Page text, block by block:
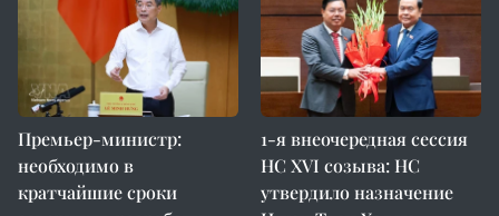
Премьер-министр:
необходимо в
кратчайшие сроки
1-я внеочередная сессия
НС XVI созыва: НС
утвердило назначение